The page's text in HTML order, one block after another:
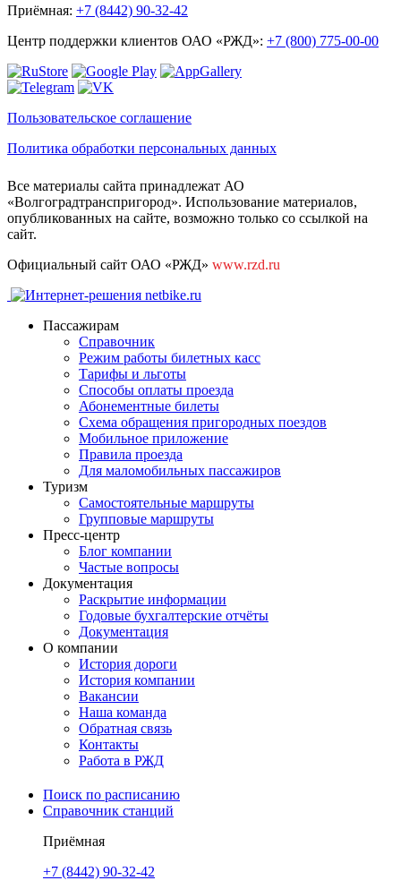
Приёмная: +7 (8442) 90-32-42
Центр поддержки клиентов ОАО «РЖД»: +7 (800) 775-00-00
Пользовательское соглашение
Политика обработки персональных данных
Все материалы сайта принадлежат АО
«Волгоградтранспригород». Использование материалов,
опубликованных на сайте, возможно только со ссылкой на
сайт.
Официальный сайт ОАО «РЖД» www.rzd.ru
Пассажирам
Справочник
Режим работы билетных касс
Тарифы и льготы
Способы оплаты проезда
Абонементные билеты
Схема обращения пригородных поездов
Мобильное приложение
Правила проезда
Для маломобильных пассажиров
Туризм
Самостоятельные маршруты
Групповые маршруты
Пресс-центр
Блог компании
Частые вопросы
Документация
Раскрытие информации
Годовые бухгалтерские отчёты
Документация
О компании
История дороги
История компании
Вакансии
Наша команда
Обратная связь
Контакты
Работа в РЖД
Поиск по расписанию
Справочник станций
Приёмная
+7 (8442) 90-32-42